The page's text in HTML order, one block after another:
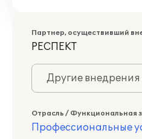
Партнер, осуществивший
РЕСПЕКТ
Другие
Отрасль / Функциональная
Профессиональные